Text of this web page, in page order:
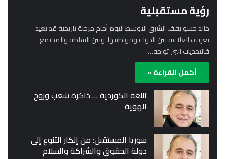
رؤية مستقبلية
خالد حسو يقف الشرق الأوسط اليوم أمام مرحلة تاريخية قد تعيد
تعريف العلاقة بين الدولة ومواطنيها، وبين السلطة والمجتمع.
فالتحديات التي تواجه…
أكمل القراءة »
اللغة الكوردية … ذاكرة شعب وروح
الهوية
سوريا المستقبل: من إنكار التنوع إلى
دولة الحقوق والشراكة والسلام